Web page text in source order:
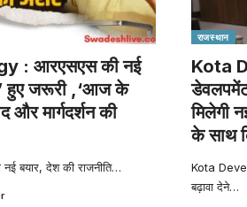
: आरएसएस की नई
हुए जरूरी ,‘आज के
और मार्गदर्शन की
बयार, देश की राजनीति…
राजस्थान
Kota
मिलेगी
के साथ
Kota
बढ़ावा देने…